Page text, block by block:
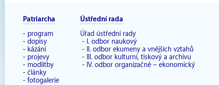
Patriarcha
- program
- dopisy
- kázání
- projevy
- modlitby
- články
- fotogalerie
Ústřední rada
Úřad ústřední rady
- I. odbor naukový
-
II. odbor ekumeny a vnějších vztahů
-
III. odbor kulturní, tiskový a archivu
- IV. odbor organizačně – ekonomický